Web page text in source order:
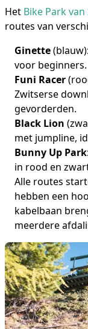
Het Bike Park van
routes van
Ginette
voor beginners.
Funi Racer
Zwitserse
gevorderden.
Black Lion
met jumpline,
Bunny Up Park
in rood en
Alle routes
hebben een
kabelbaan
meerdere